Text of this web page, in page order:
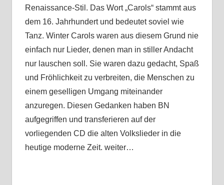
Renaissance-Stil. Das Wort „Carols“ stammt aus
dem 16. Jahrhundert und bedeutet soviel wie
Tanz. Winter Carols waren aus diesem Grund nie
einfach nur Lieder, denen man in stiller Andacht
nur lauschen soll. Sie waren dazu gedacht, Spaß
und Fröhlichkeit zu verbreiten, die Menschen zu
einem geselligen Umgang miteinander
anzuregen. Diesen Gedanken haben BN
aufgegriffen und transferieren auf der
vorliegenden CD die alten Volkslieder in die
heutige moderne Zeit. weiter…